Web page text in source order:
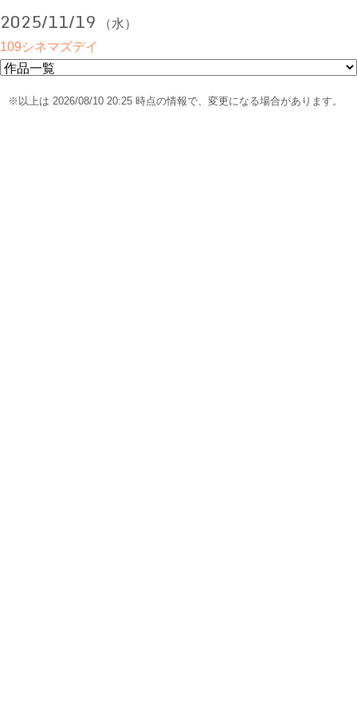
2025/11/19 （水）
109シネマズデイ
※以上は 2026/08/10 20:25 時点の情報で、変更になる場合があります。